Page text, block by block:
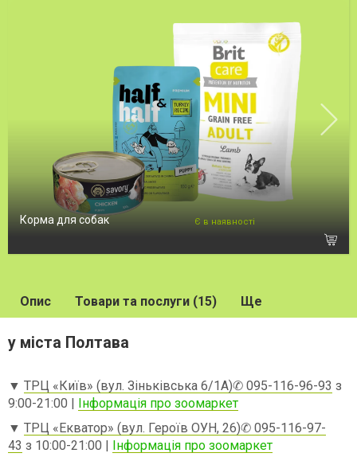
Корма для собак Є в наявності
Опис Товари та послуги (15) Ще
у міста Полтава
▼ ТРЦ «Київ» (вул. Зіньківська 6/1А)✆ 095-116-96-93 з
9:00-21:00 | Інформація про зоомаркет
▼ ТРЦ «Екватор» (вул. Героїв ОУН, 26)✆ 095-116-97-
43 з 10:00-21:00 |
Інформація про зоомаркет